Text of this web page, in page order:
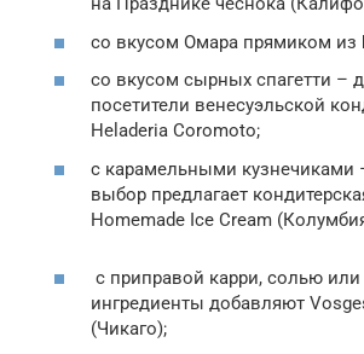
со вкусом Омара прямиком из
со вкусом сырных спагетти –
посетители венесуэльской
Heladeria Coromoto;
с карамельными кузнечиками
выбор предлагает
Homemade Ice Cream
с приправой карри, солью
ингредиенты добавляют
(Чикаго);